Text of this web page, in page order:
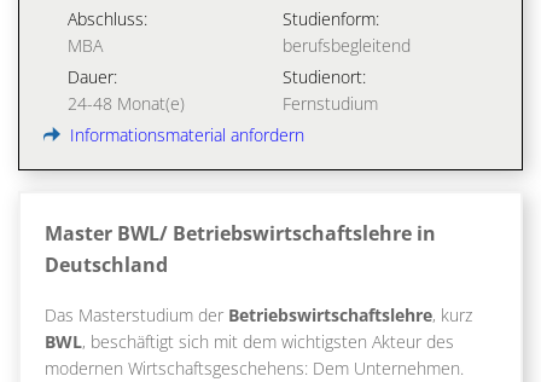
Abschluss:
MBA
Studienform:
berufsbegleitend
Dauer:
24-48 Monat(e)
Studienort:
Fernstudium
Informationsmaterial anfordern
Master BWL/ Betriebswirtschaftslehre in
Deutschland
Das Masterstudium der Betriebswirtschaftslehre, kurz
BWL, beschäftigt sich mit dem wichtigsten Akteur des
modernen Wirtschaftsgeschehens: Dem Unternehmen.